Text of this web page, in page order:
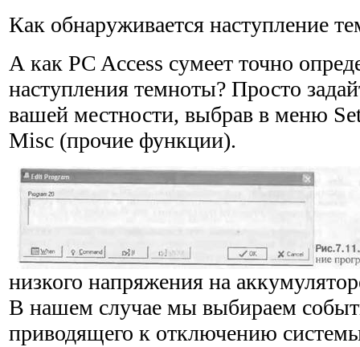
Как обнаруживается наступление
А как PC Access сумеет точно
наступления тем­ноты? Просто
вашей местности, выбрав в меню
Misc (прочие функции).
низкого напряжения на
В нашем случае мы выбираем
приводящего к отключению